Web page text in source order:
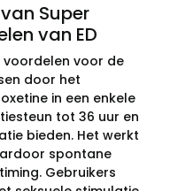
Super
van ED
voor de
door het
in een enkele
tot 36 uur en
bieden. Het werkt
spontane
Gebruikers